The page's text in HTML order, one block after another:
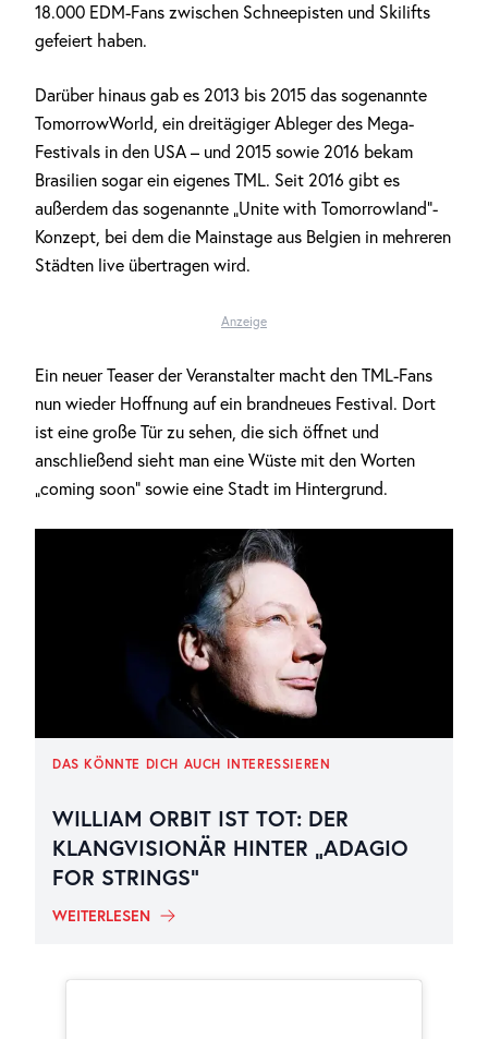
18.000 EDM-Fans zwischen Schneepisten und Skilifts
gefeiert haben.
Darüber hinaus gab es 2013 bis 2015 das sogenannte
TomorrowWorld, ein dreitägiger Ableger des Mega-
Festivals in den USA – und 2015 sowie 2016 bekam
Brasilien sogar ein eigenes TML. Seit 2016 gibt es
außerdem das sogenannte „Unite with Tomorrowland“-
Konzept, bei dem die Mainstage aus Belgien in mehreren
Städten live übertragen wird.
Anzeige
Ein neuer Teaser der Veranstalter macht den TML-Fans
nun wieder Hoffnung auf ein brandneues Festival. Dort
ist eine große Tür zu sehen, die sich öffnet und
anschließend sieht man eine Wüste mit den Worten
„coming soon“ sowie eine Stadt im Hintergrund.
DAS KÖNNTE DICH AUCH INTERESSIEREN
WILLIAM ORBIT IST TOT: DER
KLANGVISIONÄR HINTER „ADAGIO
FOR STRINGS“
WEITERLESEN